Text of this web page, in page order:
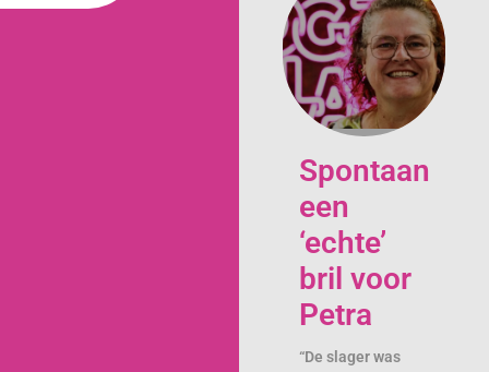
Spontaan
een
‘echte’
bril voor
Petra
“De slager was